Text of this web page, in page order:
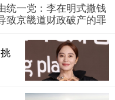
统一党：李在明式撒钱
致京畿道财政破产的罪